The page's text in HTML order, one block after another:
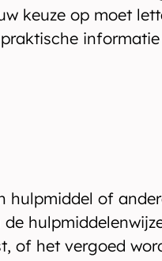
keuze op moet
hulpmiddel of
de
of het vergoed